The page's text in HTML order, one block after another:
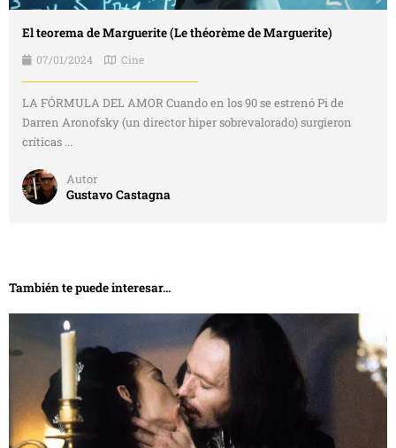
El teorema de Marguerite (Le théorème de Marguerite)
07/01/2024 Cine
LA FÓRMULA DEL AMOR Cuando en los 90 se estrenó Pi de
Darren Aronofsky (un director hiper sobrevalorado) surgieron
críticas ...
Autor
Gustavo Castagna
También te puede interesar...